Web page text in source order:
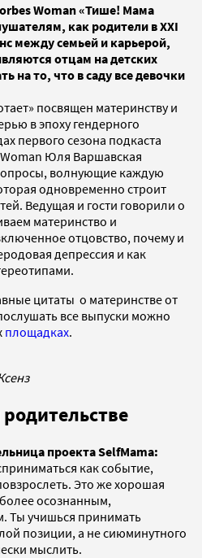
Woman «Тише! Мама
как родители в XXI
между семьей и карьерой,
отцам на детских
на то, что в саду все девочки
посвящен материнству и
в эпоху гендерного
первого сезона подкаста
Юля Варшавская
волнующие каждую
одновременно строит
Ведущая и гости говорили о
материнство и
отцовство, почему и
депрессия и как
цитаты о материнстве от
все выпуски можно
площадках.
проекта SelfMama:
как событие,
Это же хорошая
осознанным,
Ты учишься принимать
позиции, а не сиюминутного
мыслить.